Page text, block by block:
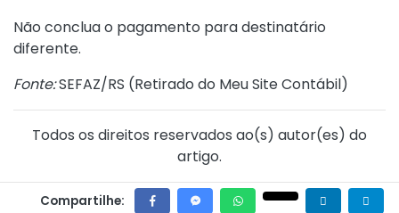
Não conclua o pagamento para destinatário
diferente.
Fonte:SEFAZ/RS (Retirado do Meu Site Contábil)
Todos os direitos reservados ao(s) autor(es) do
artigo.
Compartilhe: